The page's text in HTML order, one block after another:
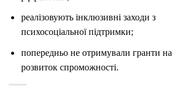
реалізовують інклюзивні заходи з
психосоціальної підтримки;
попередньо не отримували гранти на
розвиток спроможності.